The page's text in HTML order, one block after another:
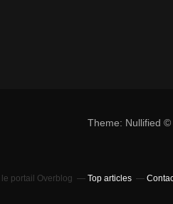
Theme: Nullified
le portail Overblog Top articles